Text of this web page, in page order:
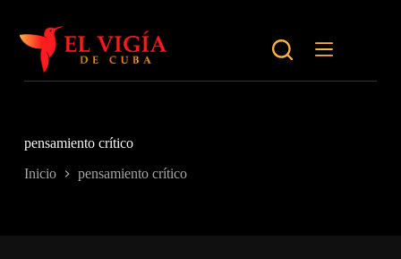
contenido
pensamiento crítico
Inicio pensamiento crítico